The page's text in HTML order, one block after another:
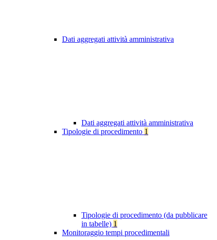
Dati aggregati attività amministrativa
Dati aggregati attività amministrativa
Tipologie di procedimento 1
Tipologie di procedimento (da pubblicare
in tabelle) 1
Monitoraggio tempi procedimentali